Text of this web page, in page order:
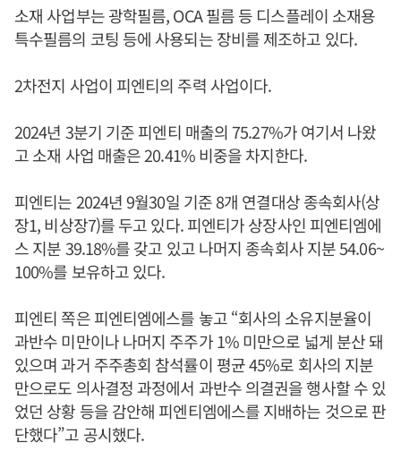
소재 사업부는 광학필름, OCA 필름 등 디스플레이 소재용
특수필름의 코팅 등에 사용되는 장비를 제조하고 있다.
2차전지 사업이 피엔티의 주력 사업이다.
2024년 3분기 기준 피엔티 매출의 75.27%가 여기서 나왔
고 소재 사업 매출은 20.41% 비중을 차지한다.
피엔티는 2024년 9월30일 기준 8개 연결대상 종속회사(상
장1, 비상장7)를 두고 있다. 피엔티가 상장사인 피엔티엠에
스 지분 39.18%를 갖고 있고 나머지 종속회사 지분 54.06~
100%를 보유하고 있다.
피엔티 쪽은 피엔티엠에스를 놓고 “회사의 소유지분율이
과반수 미만이나 나머지 주주가 1% 미만으로 넓게 분산 돼
있으며 과거 주주총회 참석률이 평균 45%로 회사의 지분
만으로도 의사결정 과정에서 과반수 의결권을 행사할 수 있
었던 상황 등을 감안해 피엔티엠에스를 지배하는 것으로 판
단했다”고 공시했다.